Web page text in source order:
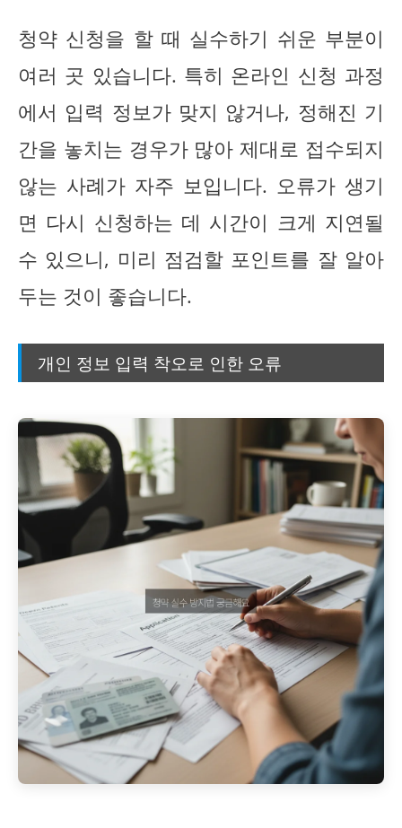
청약 신청을 할 때 실수하기 쉬운 부분이
여러 곳 있습니다. 특히 온라인 신청 과정
에서 입력 정보가 맞지 않거나, 정해진 기
간을 놓치는 경우가 많아 제대로 접수되지
않는 사례가 자주 보입니다. 오류가 생기
면 다시 신청하는 데 시간이 크게 지연될
수 있으니, 미리 점검할 포인트를 잘 알아
두는 것이 좋습니다.
개인 정보 입력 착오로 인한 오류